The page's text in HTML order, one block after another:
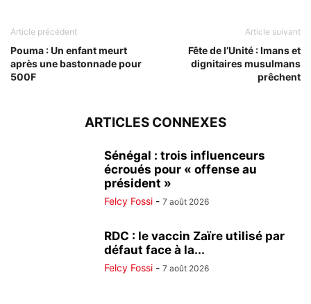
Article précédent
Pouma : Un enfant meurt
après une bastonnade pour
500F
Article suivant
Fête de l’Unité : Imans et
dignitaires musulmans
prêchent
ARTICLES CONNEXES
Sénégal : trois influenceurs
écroués pour « offense au
président »
Felcy Fossi - 7 août 2026
RDC : le vaccin Zaïre utilisé par
défaut face à la...
Felcy Fossi - 7 août 2026